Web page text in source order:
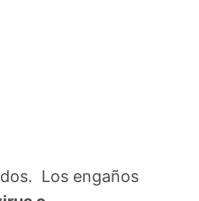
Los engaños